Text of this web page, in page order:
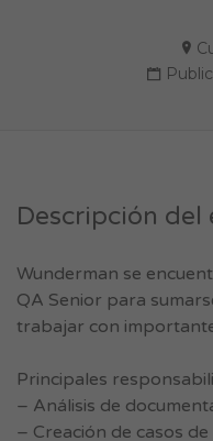
Descripción del
Wunderman se
QA Senior para
trabajar con
Principales
– Análisis de
– Creación de casos